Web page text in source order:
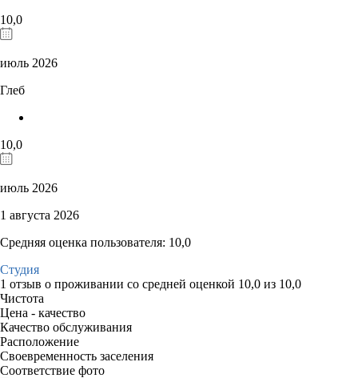
10,0
июль 2026
Глеб
10,0
июль 2026
1 августа 2026
Средняя оценка пользователя: 10,0
Студия
1 отзыв о проживании со средней оценкой 10,0 из 10,0
Чистота
Цена - качество
Качество обслуживания
Расположение
Своевременность заселения
Соответствие фото